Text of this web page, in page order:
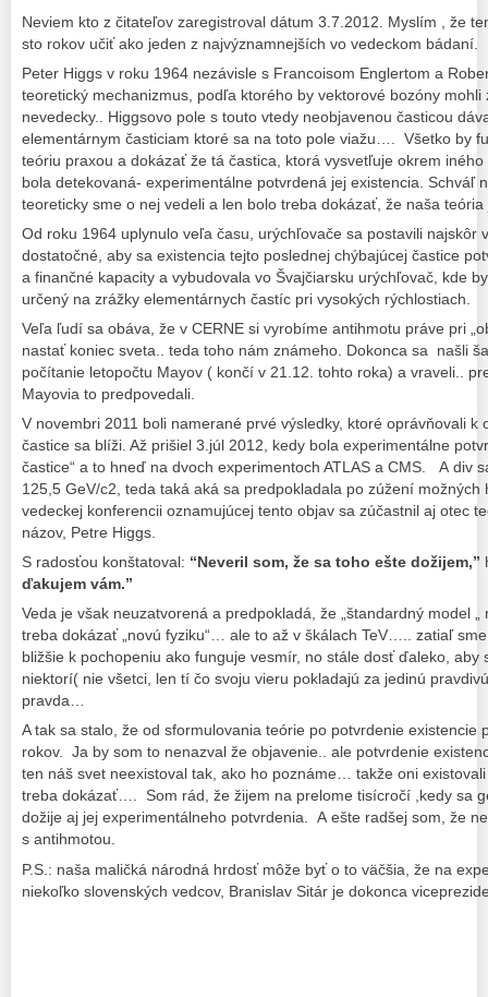
Neviem kto z čitateľov zaregistroval dátum 3.7.2012. Myslím , že
sto rokov učiť ako jeden z najvýznamnejších vo vedeckom bádaní.
Peter Higgs v roku 1964 nezávisle s Francoisom Englertom a
teoretický mechanizmus, podľa ktorého by vektorové bozóny
nevedecky.. Higgsovo pole s touto vtedy neobjavenou časticou
elementárnym časticiam ktoré sa na toto pole viažu…. Všetko by
teóriu praxou a dokázať že tá častica, ktorá vysvetľuje okrem
bola detekovaná- experimentálne potvrdená jej existencia.
teoreticky sme o nej vedeli a len bolo treba dokázať, že naša teória
Od roku 1964 uplynulo veľa času, urýchľovače sa postavili najskôr
dostatočné, aby sa existencia tejto poslednej chýbajúcej častice
a finančné kapacity a vybudovala vo Švajčiarsku urýchľovač, kde
určený na zrážky elementárnych častíc pri vysokých rýchlostiach.
Veľa ľudí sa obáva, že v CERNE si vyrobíme antihmotu práve pri
nastať koniec sveta.. teda toho nám známeho. Dokonca sa našli
počítanie letopočtu Mayov ( končí v 21.12. tohto roka) a vraveli..
Mayovia to predpovedali.
V novembri 2011 boli namerané prvé výsledky, ktoré oprávňovali k
častice sa blíži. Až prišiel 3.júl 2012, kedy bola experimentálne
častice“ a to hneď na dvoch experimentoch ATLAS a CMS. A div
125,5 GeV/c2, teda taká aká sa predpokladala po zúžení
vedeckej konferencii oznamujúcej tento objav sa zúčastnil aj otec
názov, Petre Higgs.
S radosťou konštatoval: “Neveril som, že sa toho ešte dožijem,”
ďakujem vám.”
Veda je však neuzatvorená a predpokladá, že „štandardný model
treba dokázať „novú fyziku“… ale to až v škálach TeV….. zatiaľ
bližšie k pochopeniu ako funguje vesmír, no stále dosť ďaleko, aby
niektorí( nie všetci, len tí čo svoju vieru pokladajú za jedinú
pravda…
A tak sa stalo, že od sformulovania teórie po potvrdenie existencie
rokov. Ja by som to nenazval že objavenie.. ale potvrdenie
ten náš svet neexistoval tak, ako ho poznáme… takže oni
treba dokázať…. Som rád, že žijem na prelome tisícročí ,kedy sa
dožije aj jej experimentálneho potvrdenia. A ešte radšej som, že
s antihmotou.
P.S.: naša maličká národná hrdosť môže byť o to väčšia, že na
niekoľko slovenských vedcov, Branislav Sitár je dokonca